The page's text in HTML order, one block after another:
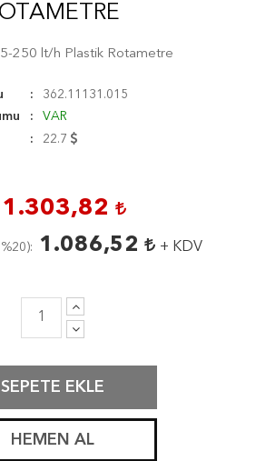
250 lt/h Plastik Rotametre
362.11131.015
VAR
22.7
1.303,82
%20 ) 1.086,52 + KDV
SEPETE EKLE
HEMEN AL